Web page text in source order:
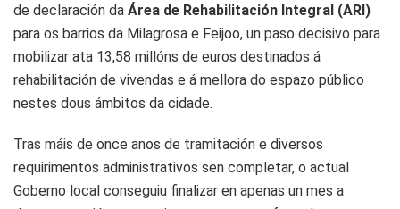
de declaración da Área de Rehabilitación Integral (ARI)
para os barrios da Milagrosa e Feijoo, un paso decisivo para
mobilizar ata 13,58 millóns de euros destinados á
rehabilitación de vivendas e á mellora do espazo público
nestes dous ámbitos da cidade.
Tras máis de once anos de tramitación e diversos
requirimentos administrativos sen completar, o actual
Goberno local conseguiu finalizar en apenas un mes a